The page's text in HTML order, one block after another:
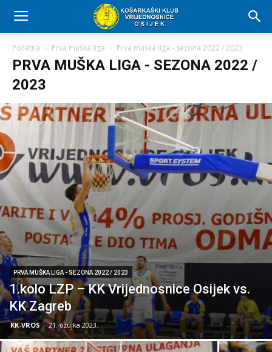
Početna Prva muška liga Prva muška liga - sezona 2022 / 2023
PRVA MUŠKA LIGA - SEZONA 2022 /
2023
PRVA MUŠKA LIGA - SEZONA 2022 / 2023
1.kolo LZP – KK Vrijednosnice Osijek vs.
KK Zagreb
KK-VROS - 21. ožujka 2023.